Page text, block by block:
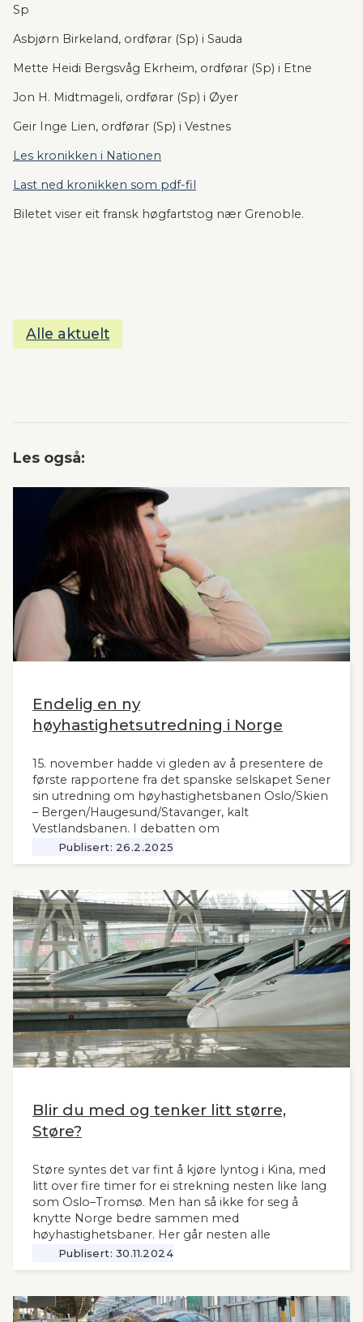
Sp
Asbjørn Birkeland, ordførar (Sp) i Sauda
Mette Heidi Bergsvåg Ekrheim, ordførar (Sp) i Etne
Jon H. Midtmageli, ordførar (Sp) i Øyer
Geir Inge Lien, ordførar (Sp) i Vestnes
Les kronikken i Nationen
Last ned kronikken som pdf-fil
Biletet viser eit fransk høgfartstog nær Grenoble.
Alle aktuelt
Les også:
Endelig en ny
høyhastighetsutredning i Norge
15. november hadde vi gleden av å presentere de
første rapportene fra det spanske selskapet Sener
sin utredning om høyhastighetsbanen Oslo/Skien
– Bergen/Haugesund/Stavanger, kalt
Vestlandsbanen. I debatten om
høyhastighetsbaner i Norge har man savnet et
nytt og oppdatert grunnlag, siden tidligere,
tid. Seners utredning vil derfor være interessant
også for andre aktuelle høyhastighetsbaner i
Norge og til våre naboland.
Publisert: 26.2.2025
Blir du med og tenker litt større,
Støre?
Støre syntes det var fint å kjøre lyntog i Kina, med
litt over fire timer for ei strekning nesten like lang
som Oslo–Tromsø. Men han så ikke for seg å
knytte Norge bedre sammen med
høyhastighetsbaner. Her går nesten alle
jernbanemidlene til det sentrale Østlandet.
Markedet, mulighetene og behovene for raske,
vanskelig for å se. Slik innleder lederne og
sekretær i Lyntogforum Vestlandsbanen
Publisert: 30.11.2024